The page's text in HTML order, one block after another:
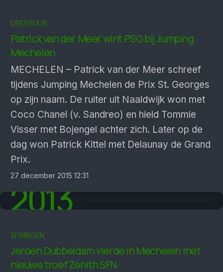
DRESSUUR
Patrick van der Meer wint PSG bij Jumping
Mechelen
MECHELEN – Patrick van der Meer schreef
tijdens Jumping Mechelen de Prix St. Georges
op zijn naam. De ruiter uit Naaldwijk won met
Coco Chanel (v. Sandreo) en hield Tommie
Visser met Bojengel achter zich. Later op de
dag won Patrick Kittel met Delaunay de Grand
Prix.
27 december 2015 12:31
2013
SPRINGEN
Jeroen Dubbeldam vierde in Mechelen met
nieuwe troef Zenith SFN